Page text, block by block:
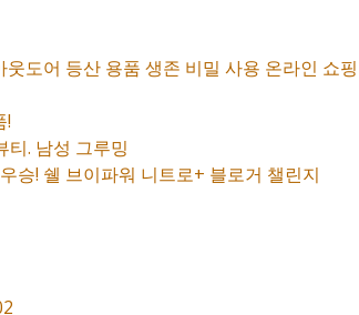
도어 등산 용품 생존 비밀 사용 온라인 쇼
!
티. 남성 그루밍
승! 쉘 브이파워 니트로+ 블로거 챌린지